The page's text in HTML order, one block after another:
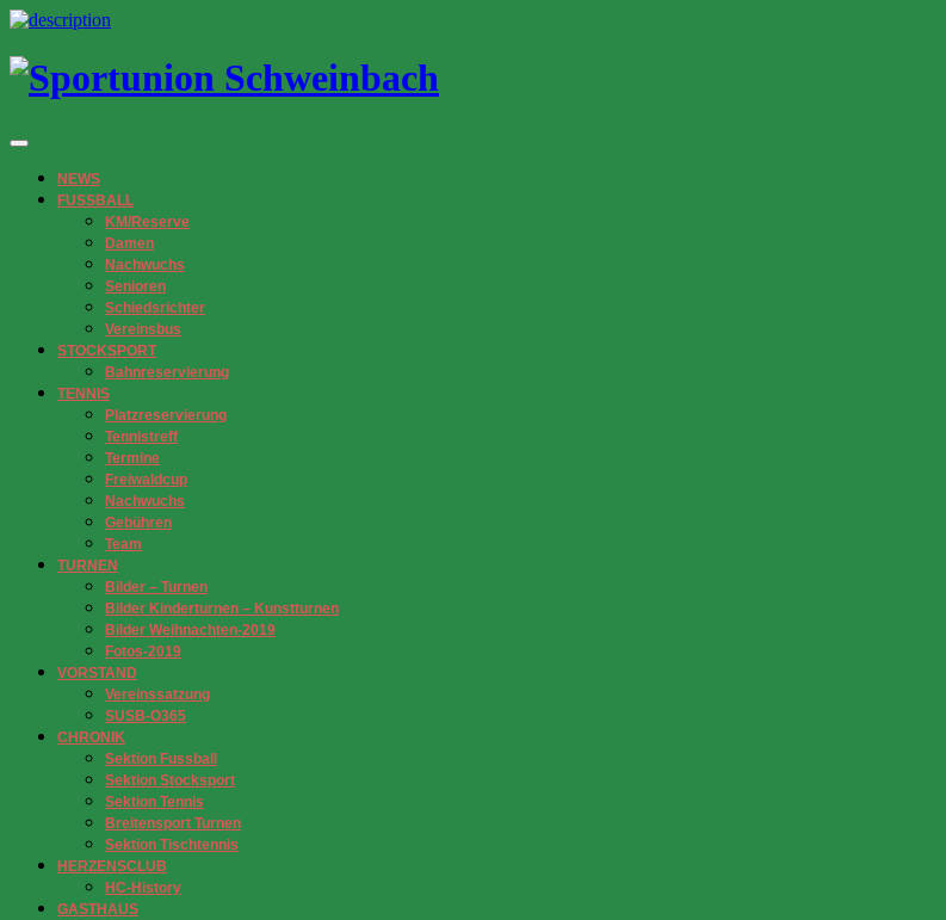
NEWS
FUSSBALL
KM/Reserve
Damen
Nachwuchs
Senioren
Schiedsrichter
Vereinsbus
STOCKSPORT
Bahnreservierung
TENNIS
Platzreservierung
Tennistreff
Termine
Freiwaldcup
Nachwuchs
Gebühren
Team
TURNEN
Bilder – Turnen
Bilder Kinderturnen – Kunstturnen
Bilder Weihnachten-2019
Fotos-2019
VORSTAND
Vereinssatzung
SUSB-O365
CHRONIK
Sektion Fussball
Sektion Stocksport
Sektion Tennis
Breitensport Turnen
Sektion Tischtennis
HERZENSCLUB
HC-History
GASTHAUS